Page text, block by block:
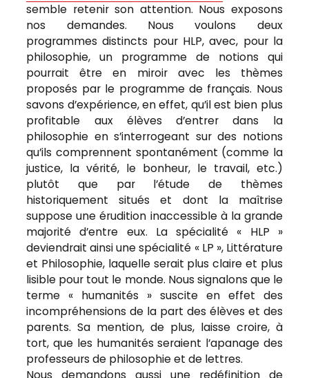
semble retenir son attention. Nous exposons
nos demandes. Nous voulons deux
programmes distincts pour HLP, avec, pour la
philosophie, un programme de notions qui
pourrait être en miroir avec les thèmes
proposés par le programme de français. Nous
savons d’expérience, en effet, qu’il est bien plus
profitable aux élèves d’entrer dans la
philosophie en s’interrogeant sur des notions
qu’ils comprennent spontanément (comme la
justice, la vérité, le bonheur, le travail, etc.)
plutôt que par l’étude de thèmes
historiquement situés et dont la maîtrise
suppose une érudition inaccessible à la grande
majorité d’entre eux. La spécialité « HLP »
deviendrait ainsi une spécialité « LP », Littérature
et Philosophie, laquelle serait plus claire et plus
lisible pour tout le monde. Nous signalons que le
terme « humanités » suscite en effet des
incompréhensions de la part des élèves et des
parents. Sa mention, de plus, laisse croire, à
tort, que les humanités seraient l’apanage des
professeurs de philosophie et de lettres.
Nous demandons aussi une redéfinition de